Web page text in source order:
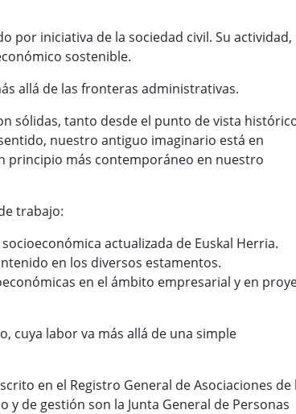
por iniciativa de la sociedad civil. Su
sostenible.
allá de las fronteras administrativas.
sólidas, tanto desde el punto de vista
nuestro antiguo imaginario está en
principio más contemporáneo en nuestro
trabajo:
actualizada de Euskal Herria.
en los diversos estamentos.
en el ámbito empresarial y en
cuya labor va más allá de una simple
en el Registro General de Asociaciones de
de gestión son la Junta General de Personas